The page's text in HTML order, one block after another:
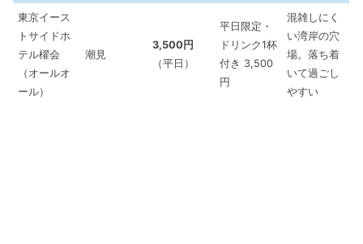
東京イース
トサイドホ
テル櫂会
（オールオ
ール）
潮見
3,500円
（平日）
平日限定・
ドリンク1杯
付き 3,500
円
混雑しにく
い湾岸の穴
場。落ち着
いて過ごし
やすい